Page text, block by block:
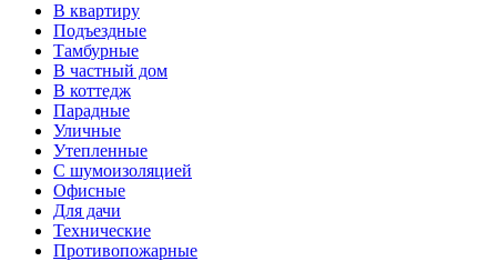
В квартиру
Подъездные
Тамбурные
В частный дом
В коттедж
Парадные
Уличные
Утепленные
C шумоизоляцией
Офисные
Для дачи
Технические
Противопожарные